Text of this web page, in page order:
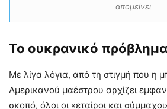
απομείνει
Το ουκρανικό
Με λίγα λόγια, από τη στιγμή που η
Αμερικανού μαέστρου αρχίζει
σκοπό, όλοι οι «εταίροι και